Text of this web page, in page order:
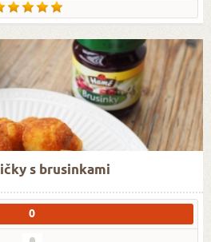
s brusinkami
0